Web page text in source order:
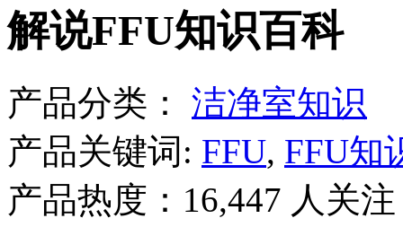
解说FFU知识百科
产品分类： 洁净室知识
产品关键词: FFU, FFU知
产品热度：16,447 人关注